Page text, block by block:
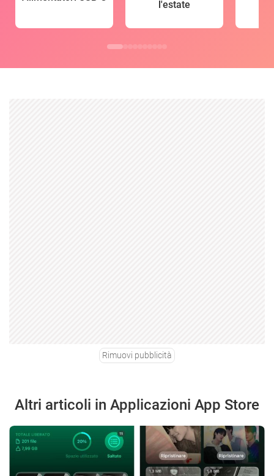
l'estate
Rimuovi pubblicità
Altri articoli in Applicazioni App Store